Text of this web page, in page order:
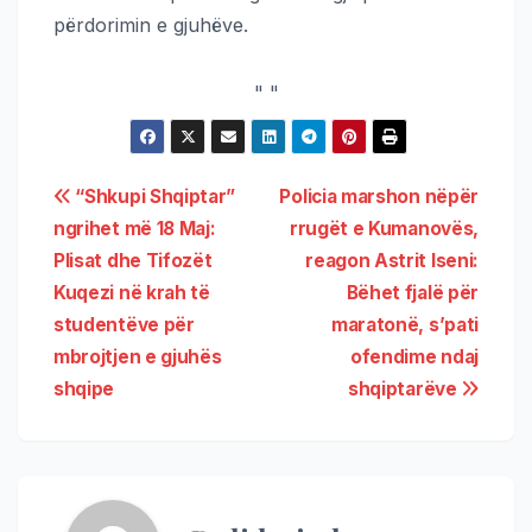
përdorimin e gjuhëve.
" "
Policia marshon nëpër
rrugët e Kumanovës,
reagon Astrit Iseni:
Bëhet fjalë për
maratonë, s’pati
ofendime ndaj
shqiptarëve
“Shkupi Shqiptar”
ngrihet më 18 Maj:
Plisat dhe Tifozët
Kuqezi në krah të
studentëve për
mbrojtjen e gjuhës
shqipe